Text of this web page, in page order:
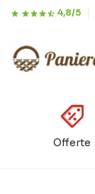
4,8/5
Offerte